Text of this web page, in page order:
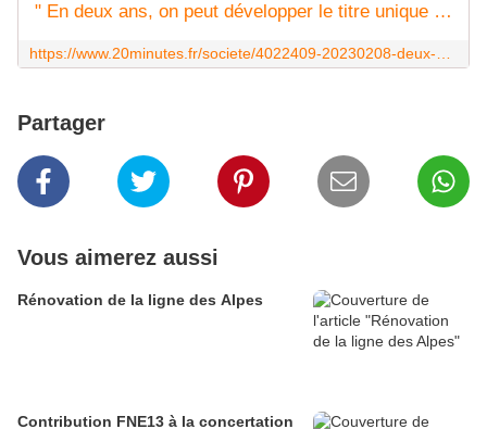
" En deux ans, on peut développer le titre unique de transport en France "
Partager
Vous aimerez aussi
Rénovation de la ligne des Alpes
Contribution FNE13 à la concertation